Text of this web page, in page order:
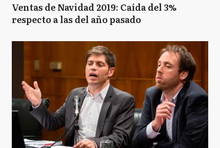
Ventas de Navidad 2019: Caída del 3%
respecto a las del año pasado